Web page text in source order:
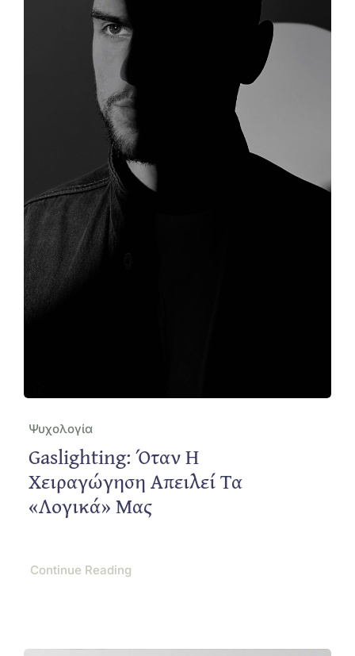
Ψυχολογία
Gaslighting: Όταν Η
Χειραγώγηση Απειλεί Τα
«λογικά» Μας
Continue Reading